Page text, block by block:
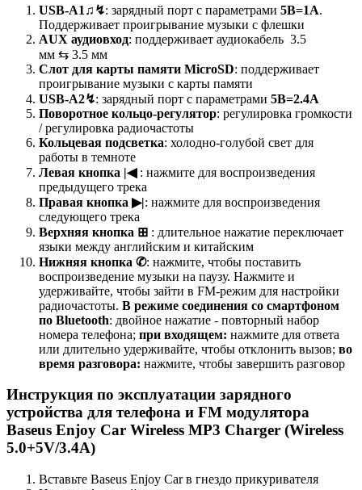
USB-A1 ♫ ↯: зарядный порт с параметрами 5В=1А.
Поддерживает проигрывание музыки с флешки
AUX аудиовход: поддерживает аудиокабель 3.5
мм ⇆ 3.5 мм
Слот для карты памяти MicroSD: поддерживает
проигрывание музыки с карты памяти
USB-A2↯: зарядный порт с параметрами 5В=2.4А
Поворотное кольцо-регулятор: регулировка громкости
/ регулировка радиочастоты
Кольцевая подсветка: холодно-голубой свет для
работы в темноте
Левая кнопка |◀ : нажмите для воспроизведения
предыдущего трека
Правая кнопка ▶|: нажмите для воспроизведения
следующего трека
Верхняя кнопка ⊞ : длительное нажатие переключает
языки между английским и китайским
Нижняя кнопка ✆: нажмите, чтобы поставить
воспроизведение музыки на паузу. Нажмите и
удерживайте, чтобы зайти в FM-режим для настройки
радиочастоты. В режиме соединения со смартфоном
по Bluetooth: двойное нажатие - повторный набор
номера телефона; при входящем: нажмите для ответа
или длительно удерживайте, чтобы отклонить вызов; во
время разговора: нажмите, чтобы завершить разговор
Инструкция по эксплуатации зарядного
устройства для телефона и FM модулятора
Baseus Enjoy Car Wireless MP3 Charger (Wireless
5.0+5V/3.4A)
Вставьте Baseus Enjoy Car в гнездо прикуривателя